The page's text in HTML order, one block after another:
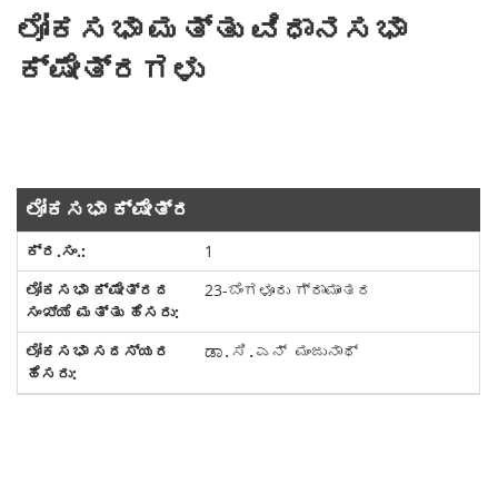
ಲೋಕಸಭಾ ಮತ್ತು ವಿಧಾನಸಭಾ
ಕ್ಷೇತ್ರಗಳು
ಲೋಕಸಭಾ ಕ್ಷೇತ್ರ
1
23-ಬೆಂಗಳೂರು ಗ್ರಾಮಾಂತರ
ಡಾ.ಸಿ.ಎನ್ ಮಂಜುನಾಥ್